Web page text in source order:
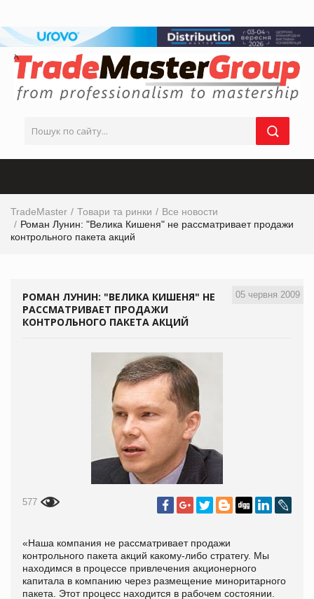
TradeMaster Товари та ринки
Все новости
Роман Лунин: "Велика Кишеня" не рассматривает продажи
контрольного пакета акций
05 червня 2009
РОМАН ЛУНИН: "ВЕЛИКА КИШЕНЯ" НЕ
РАССМАТРИВАЕТ ПРОДАЖИ
КОНТРОЛЬНОГО ПАКЕТА АКЦИЙ
577
«Наша компания не рассматривает продажи
контрольного пакета акций какому-либо стратегу. Мы
находимся в процессе привлечения акционерного
капитала в компанию через размещение миноритарного
пакета. Этот процесс находится в рабочем состоянии.